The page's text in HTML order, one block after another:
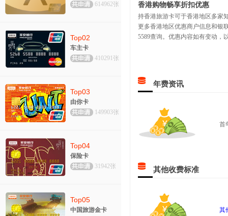
614962张
Top02
车主卡
410291张
Top03
由你卡
149903张
Top04
保险卡
31942张
Top05
中国旅游金卡
香港购物畅享折扣优惠
持香港旅游卡可于香港地区多家
更多香港地区优惠商户信息和银
5589查询。优惠内容如有变动，
年费资讯
首
其他收费标准
其